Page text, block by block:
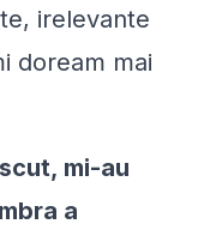
irelevante
doream mai
mi-au
a